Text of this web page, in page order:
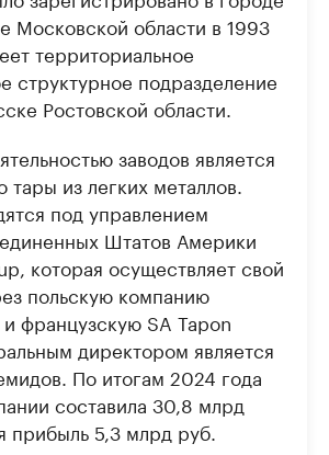
Московской области в 1993
территориальное
структурное подразделение
Ростовской области.
заводов является
тары из легких металлов.
под управлением
Штатов Америки
которая осуществляет свой
польскую компанию
французскую SA Tapon
директором является
По итогам 2024 года
составила 30,8 млрд
прибыль 5,3 млрд руб.